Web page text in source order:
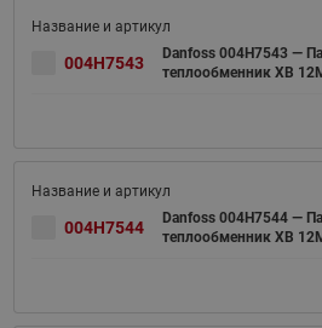
004H7543
Danfoss 004H7543 —
теплообменник XB
004H7544
Danfoss 004H7544 —
теплообменник XB